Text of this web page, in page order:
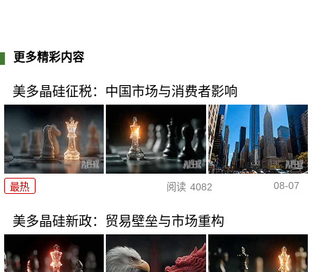
更多精彩内容
美多晶硅征税：中国市场与消费者影响
最热 阅读 4082 08-07
美多晶硅新政：贸易壁垒与市场重构